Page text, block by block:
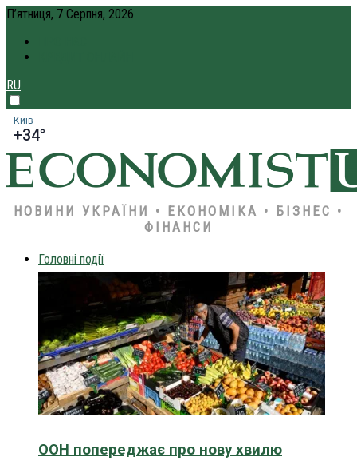
П’ятниця, 7 Серпня, 2026
RU
Київ
+34°
НОВИНИ УКРАЇНИ • ЕКОНОМІКА • БІЗНЕС •
ФІНАНСИ
Головні події
ООН попереджає про нову хвилю